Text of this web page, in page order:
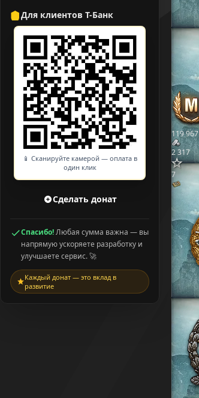
Для клиентов Т-Банк
📱 Сканируйте камерой — оплата в
один клик
Сделать донат
Спасибо!Любая сумма важна — вы
напрямую ускоряете разработку и
улучшаете сервис. 🚀
Каждый донат — это вклад в
развитие
119 967
2 317
7